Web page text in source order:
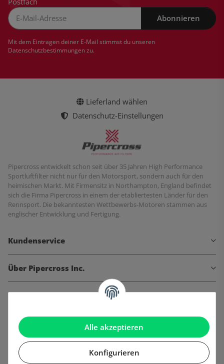
Alle akzeptieren
Konfigurieren
Abonnieren
Mit dem Eintragen deiner E-Mail stimmst du unseren
Datenschutzbestimmungenzu.
Lieferland wählen
Datenschutz-Einstellungen
Pipercross entwickelt schon seit über 35 Jahren High Performance
Sportluftfilter nicht nur für den Motorsport, sondern auch für den
heimischen Markt. Mit Firmensitz in Northampton, England befindet
sich die Firma Pipercross in einem der etabliertesten Länder für den
Rennsport. Die bekanntesten Wettbewerbs-Motoren stammen aus
englischer Entwicklung und Fertigung.
Kundenservice
Über Pipercross Inc.
Informationen
Gesetzliche Informationen